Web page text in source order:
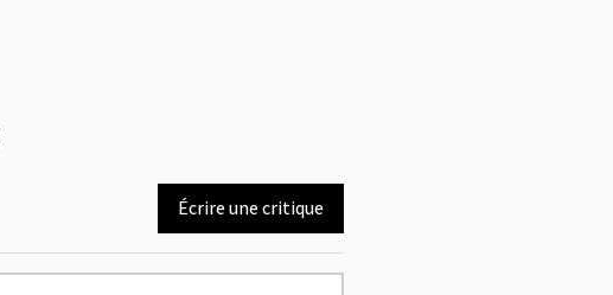
Écrire une critique